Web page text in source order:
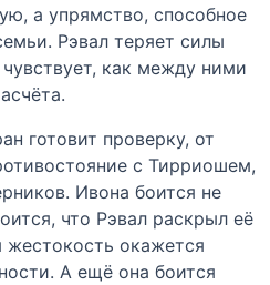
а упрямство, способное
Рэвал теряет силы
как между ними
готовит проверку, от
с Тирриошем,
Ивона боится не
что Рэвал раскрыл её
окажется
А ещё она боится